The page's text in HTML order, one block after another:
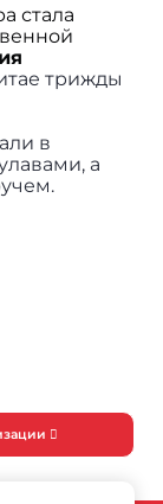
стала
трижды
в
а